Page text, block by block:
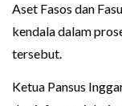
Aset Fasos dan
kendala dalam
tersebut.
Ketua Pansus